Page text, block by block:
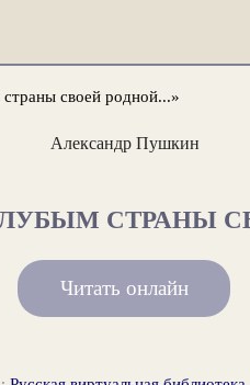
своей родной...»
Александр Пушкин
СТРАНЫ
Читать онлайн